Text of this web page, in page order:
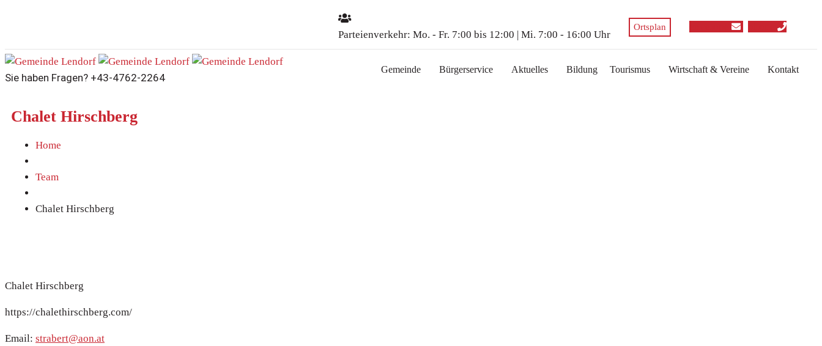
Parteienverkehr: Mo. - Fr. 7:00 bis 12:00 | Mi. 7:00 - 16:00 Uhr
Ortsplan
Sie haben Fragen? +43-4762-2264
Gemeinde Bürgerservice Aktuelles Bildung Tourismus Wirtschaft & Vereine Kontakt
Chalet Hirschberg
Home
Team
Chalet Hirschberg
Chalet Hirschberg
https://chalethirschberg.com/
Email: strabert@aon.at